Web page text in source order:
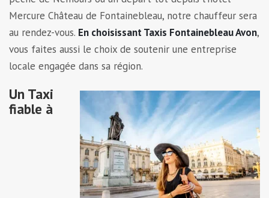
Mercure Château de Fontainebleau, notre chauffeur sera
au rendez-vous. En choisissant Taxis Fontainebleau Avon,
vous faites aussi le choix de soutenir une entreprise
locale engagée dans sa région.
Un Taxi
fiable à